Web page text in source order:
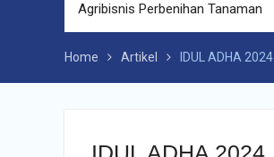
Agribisnis Perbenihan Tanaman
Home Artikel IDUL ADHA 2024